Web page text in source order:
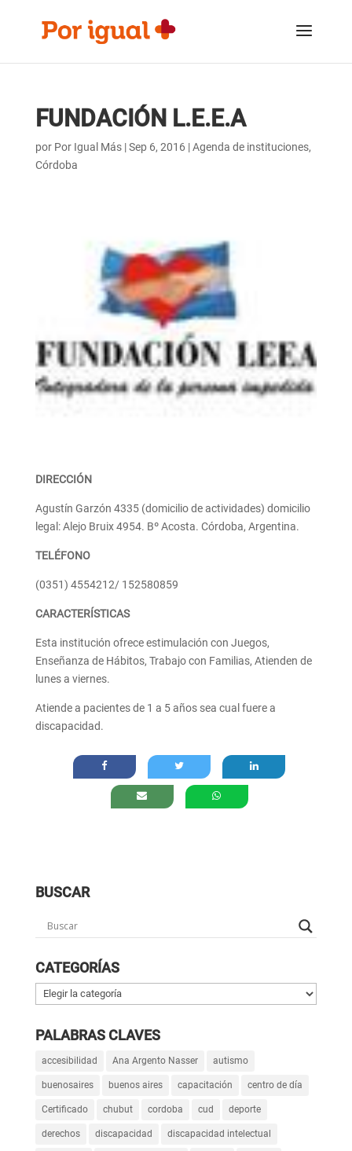
contenido
navegación
FUNDACIÓN L.E.E.A
por Por Igual Más|Sep 6, 2016 |Agenda de instituciones,
Córdoba
DIRECCIÓN
Agustín Garzón 4335 (domicilio de actividades) domicilio
legal: Alejo Bruix 4954. Bº Acosta. Córdoba, Argentina.
TELÉFONO
(0351) 4554212/ 152580859
CARACTERÍSTICAS
Esta institución ofrece estimulación con Juegos,
Enseñanza de Hábitos, Trabajo con Familias, Atienden de
lunes a viernes.
Atiende a pacientes de 1 a 5 años sea cual fuere a
discapacidad.
BUSCAR
CATEGORÍAS
Categorías
PALABRAS CLAVES
accesibilidad Ana Argento Nasser autismo
buenosaires buenos aires capacitación centro de día
Certificado chubut cordoba cud deporte
derechos discapacidad discapacidad intelectual